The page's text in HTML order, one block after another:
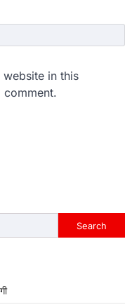
website in this
Search